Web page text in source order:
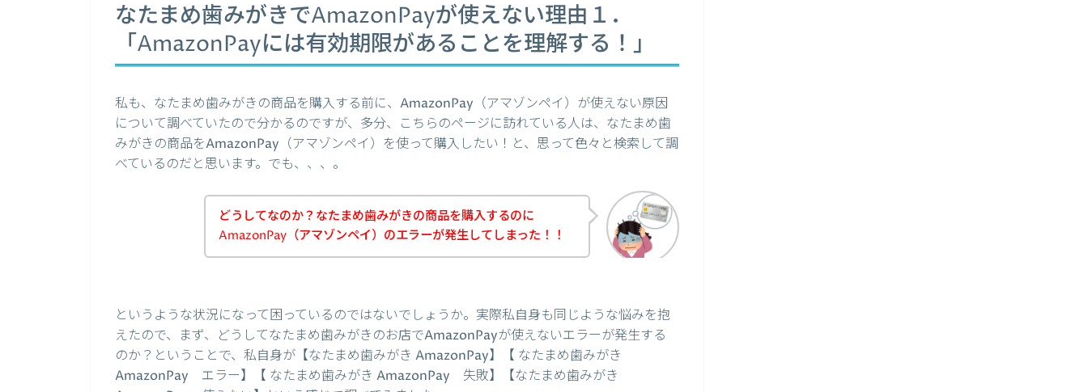
なたまめ歯みがきでAmazonPayが使えない理由１．
「AmazonPayには有効期限があることを理解する！」
私も、なたまめ歯みがきの商品を購入する前に、AmazonPay（アマゾンペイ）が使えない原因
について調べていたので分かるのですが、多分、こちらのページに訪れている人は、なたまめ歯
みがきの商品をAmazonPay（アマゾンペイ）を使って購入したい！と、思って色々と検索して調
べているのだと思います。でも、、、。
どうしてなのか？なたまめ歯みがきの商品を購入するのに
AmazonPay（アマゾンペイ）のエラーが発生してしまった！！
というような状況になって困っているのではないでしょうか。実際私自身も同じような悩みを抱
えたので、まず、どうしてなたまめ歯みがきのお店でAmazonPayが使えないエラーが発生する
のか？ということで、私自身が【なたまめ歯みがき AmazonPay】【 なたまめ歯みがき
AmazonPay エラー】【 なたまめ歯みがき AmazonPay 失敗】【なたまめ歯みがき